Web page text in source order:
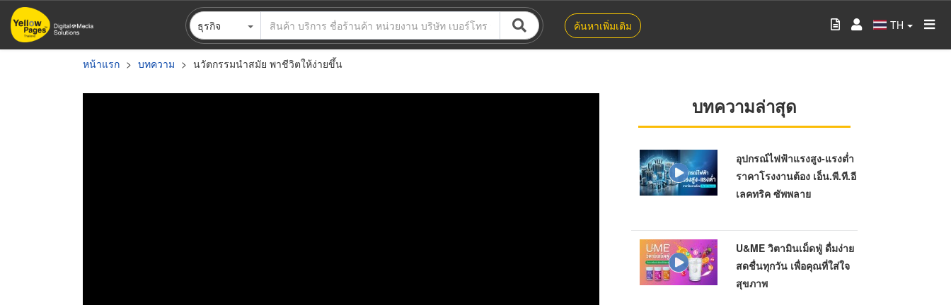
ข้าม
ไป
ธุรกิจ ค้นหาเพิ่มเติม TH
หน้าแรก บทความ นวัตกรรมนำสมัย พาชีวิตให้ง่ายขึ้น
บทความล่าสุด
อุปกรณ์ไฟฟ้าแรงสูง-แรงต่ำ
ราคาโรงงานต้อง เอ็น.พี.ที.อี
เลคทริค ซัพพลาย
U&ME วิตามินเม็ดฟู่ ดื่มง่าย
สดชื่นทุกวัน เพื่อคุณที่ใส่ใจ
สุขภาพ